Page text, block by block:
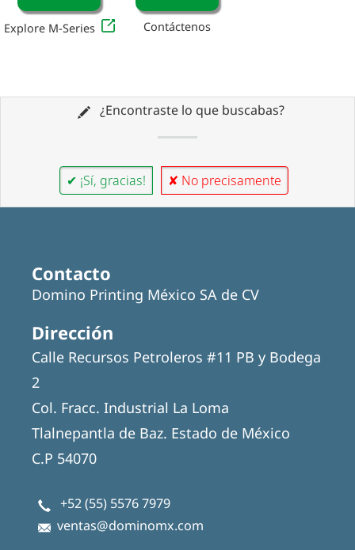
Explore M-Series Contáctenos
¿Encontraste lo que buscabas?
✔ ¡Sí, gracias! ✘ No precisamente
Contacto
Domino Printing México SA de CV
Dirección
Calle Recursos Petroleros #11 PB y Bodega
2
Col. Fracc. Industrial La Loma
Tlalnepantla de Baz. Estado de México
C.P 54070
+52 (55) 5576 7979
ventas@dominomx.com